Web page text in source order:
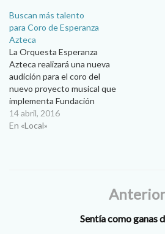
Buscan más talento
para Coro de Esperanza
Azteca
La Orquesta Esperanza
Azteca realizará una nueva
audición para el coro del
nuevo proyecto musical que
implementa Fundación
Azteca en Ciudad Juárez. Se
realizará este lunes 18 de
14 abril, 2016
En «Local»
Anterior
Sentía como ganas